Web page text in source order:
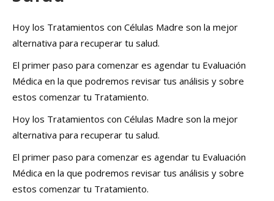
Hoy los Tratamientos con Células Madre son la mejor
alternativa para recuperar tu salud.
El primer paso para comenzar es agendar tu Evaluación
Médica en la que podremos revisar tus análisis y sobre
estos comenzar tu Tratamiento.
Hoy los Tratamientos con Células Madre son la mejor
alternativa para recuperar tu salud.
El primer paso para comenzar es agendar tu Evaluación
Médica en la que podremos revisar tus análisis y sobre
estos comenzar tu Tratamiento.